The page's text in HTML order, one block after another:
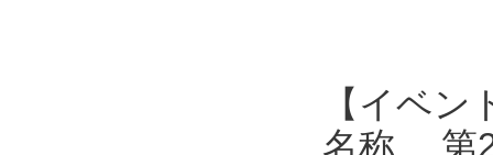
【イベン
名称 第2